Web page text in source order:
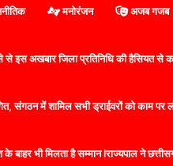
मनोरंजन अजब गजब
इस अखबार जिला प्रतिनिधि की हैसियत से
संगठन में शामिल सभी ड्राईवरों को काम
बाहर भी मिलता है सम्मान lराज्यपाल ने